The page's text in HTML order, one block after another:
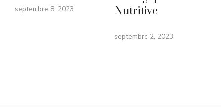
septembre 8, 2023
Nutritive
septembre 2, 2023